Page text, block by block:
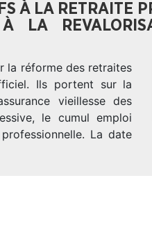
À LA RETRAITE
À LA
la réforme des retraites
Ils portent sur la
vieillesse des
le cumul emploi
La date